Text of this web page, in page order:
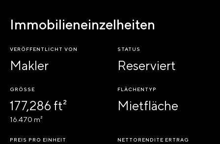
Immobilieneinzelheiten
VERÖFFENTLICHT VON
Makler
STATUS
Reserviert
GRÖSSE
177,286 ft²
16.470 m²
FLÄCHENTYP
Mietfläche
PREIS PRO EINHEIT NETTORENDITE ERTRAG